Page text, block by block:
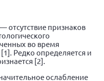
отсутствие признаков
во время
Редко определяется и
[2].
ослабление